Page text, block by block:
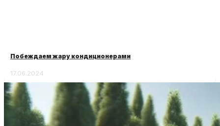
Побеждаем жару кондиционерами
17.06.2024